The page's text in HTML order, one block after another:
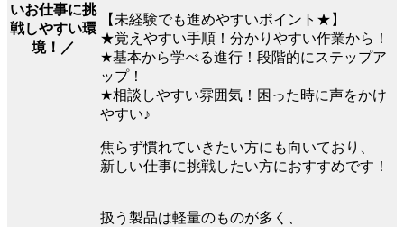
いお仕事に挑
戦しやすい環
境！／
【未経験でも進めやすいポイント★】
★覚えやすい手順！分かりやすい作業から！
★基本から学べる進行！段階的にステップア
ップ！
★相談しやすい雰囲気！困った時に声をかけ
やすい♪
焦らず慣れていきたい方にも向いており、
新しい仕事に挑戦したい方におすすめです！
扱う製品は軽量のものが多く、